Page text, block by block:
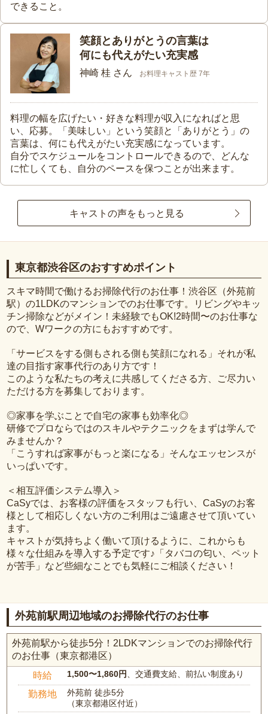
できること。
笑顔とありがとうの言葉は
何にも代えがたい充実感
神崎 桂 さん お料理キャスト歴 7年
料理の幅を広げたい・好きな料理が収入になればと思
い、応募。「美味しい」という笑顔と「ありがとう」の
言葉は、何にも代えがたい充実感になっています。
自分でスケジュールをコントロールできるので、どんな
に忙しくても、自分のペースを保つことが出来ます。
キャストの声をもっと見る
東京都渋谷区のおすすめポイント
スキマ時間で働けるお掃除代行のお仕事！渋谷区（外苑前
駅）の1LDKのマンションでのお仕事です。リビングやキッ
チン掃除などがメイン！未経験でもOK!2時間〜のお仕事な
ので、Wワークの方にもおすすめです。
「サービスをする側もされる側も笑顔になれる」それが私
達の目指す家事代行のあり方です！
このような私たちの考えに共感してくださる方、ご尽力い
ただける方を募集しております。
◎家事を学ぶことで自宅の家事も効率化◎
研修でプロならではのスキルやテクニックをまずは学んで
みませんか？
「こうすれば家事がもっと楽になる」そんなエッセンスが
いっぱいです。
＜相互評価システム導入＞
CaSyでは、お客様の評価をスタッフも行い、CaSyのお客
様として相応しくない方のご利用はご遠慮させて頂いてい
ます。
キャストが気持ちよく働いて頂けるように、これからも
様々な仕組みを導入する予定です♪「タバコの匂い、ペット
が苦手」など些細なことでも気軽にご相談ください！
外苑前駅周辺地域のお掃除代行のお仕事
外苑前駅から徒歩5分！2LDKマンションでのお掃除代行
のお仕事（東京都港区）
時給 1,500〜1,860円、交通費支給、前払い制度あり
勤務地
外苑前 徒歩5分
（東京都港区付近）